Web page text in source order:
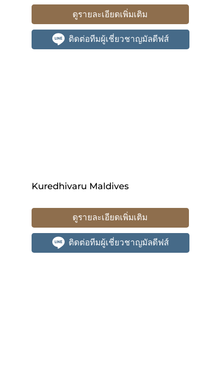
ดูรายละเอียดเพิ่มเติม
ติดต่อทีมผู้เชี่ยวชาญมัลดีฟส์
Kuredhivaru Maldives
ดูรายละเอียดเพิ่มเติม
ติดต่อทีมผู้เชี่ยวชาญมัลดีฟส์